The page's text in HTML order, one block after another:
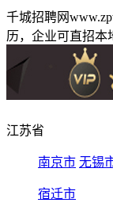
千城招聘网
历，企业可直招本
江苏省
南京市 无锡
宿迁市